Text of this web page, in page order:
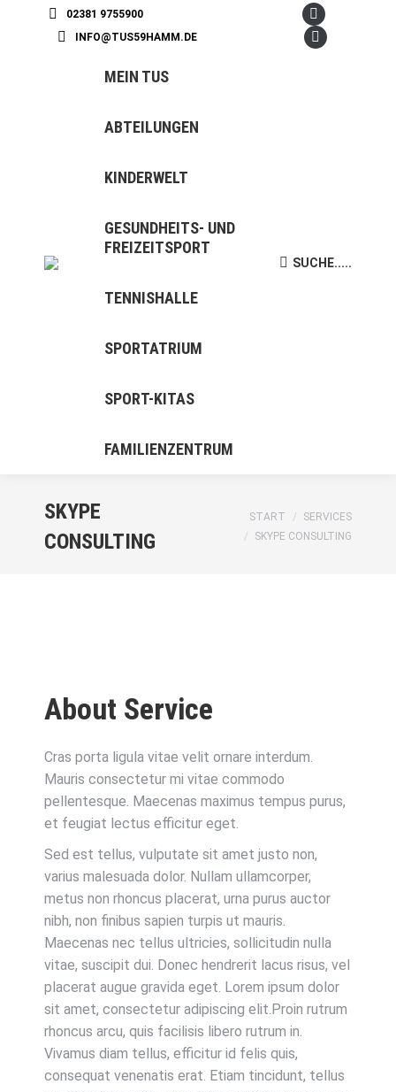
02381 9755900
INFO@TUS59HAMM.DE
Facebook
page
Instagram
MEIN TUS
ABTEILUNGEN
KINDERWELT
GESUNDHEITS- UND
FREIZEITSPORT
TENNISHALLE
SPORTATRIUM
SPORT-KITAS
FAMILIENZENTRUM
Search:
SUCHE.....
SKYPE
CONSULTING
Sie befinden sich hier:
START
SERVICES
SKYPE CONSULTING
About Service
Cras porta ligula vitae velit ornare interdum.
Mauris consectetur mi vitae commodo
pellentesque. Maecenas maximus tempus purus,
et feugiat lectus efficitur eget.
Sed est tellus, vulputate sit amet justo non,
varius malesuada dolor. Nullam ullamcorper,
metus non rhoncus placerat, urna purus auctor
nibh, non finibus sapien turpis ut mauris.
Maecenas nec tellus ultricies, sollicitudin nulla
vitae, suscipit dui. Donec hendrerit lacus risus, vel
placerat augue gravida eget. Lorem ipsum dolor
sit amet, consectetur adipiscing elit.Proin rutrum
rhoncus arcu, quis facilisis libero rutrum in.
Vivamus diam tellus, efficitur id felis quis,
consequat venenatis erat. Etiam tincidunt, tellus